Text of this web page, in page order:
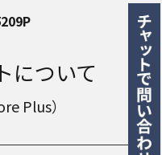
について
Plus）